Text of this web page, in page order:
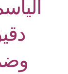
وضمان